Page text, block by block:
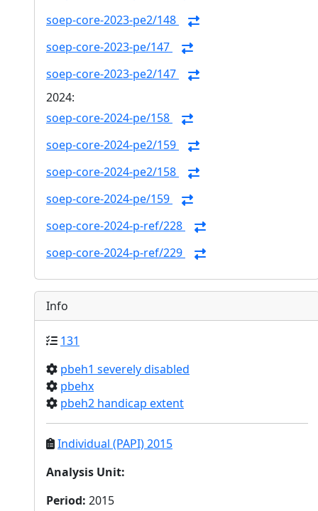
soep-core-2023-pe2/148
soep-core-2023-pe/147
soep-core-2023-pe2/147
2024:
soep-core-2024-pe/158
soep-core-2024-pe2/159
soep-core-2024-pe2/158
soep-core-2024-pe/159
soep-core-2024-p-ref/228
soep-core-2024-p-ref/229
Info
131
pbeh1 severely disabled
pbehx
pbeh2 handicap extent
Individual (PAPI) 2015
Analysis Unit:
Period: 2015